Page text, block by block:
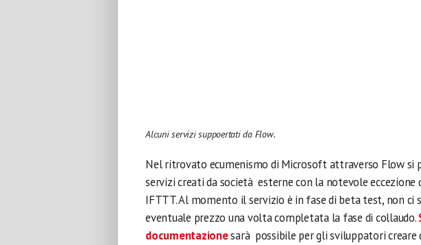
Alcuni servizi suppoertati da Flow.
Nel ritrovato ecumenismo di Microsoft attraverso Flow si
servizi creati da società esterne con la notevole
IFTTT. Al momento il servizio è in fase di beta test, non ci
eventuale prezzo una volta completata la fase di collaudo.
documentazionesarà possibile per gli sviluppatori